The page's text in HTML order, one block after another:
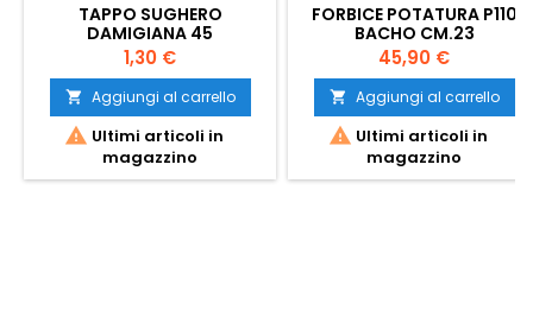
TAPPO SUGHERO
DAMIGIANA 45
Prezzo
1,30 €
 Aggiungi al carrello
 Ultimi articoli in
magazzino
FORBICE POTATURA P110
BACHO CM.23
Prezzo
45,90 €
 Aggiungi al carrello
 Ultimi articoli in
magazzino